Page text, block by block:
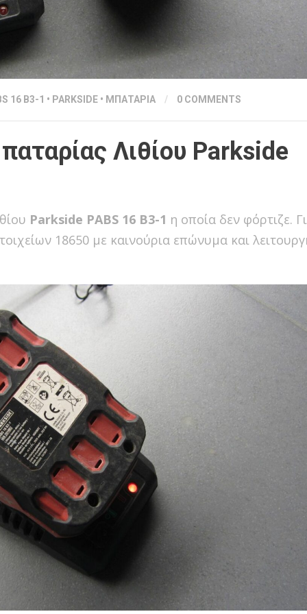
16 Β3-1 • PARKSIDE • ΜΠΑΤΑΡΙΑ / 0 COMMENTS
Λιθίου Parkside
Parkside PABS 16 Β3-1 η οποία δεν φόρτιζε.
18650 με καινούρια επώνυμα και